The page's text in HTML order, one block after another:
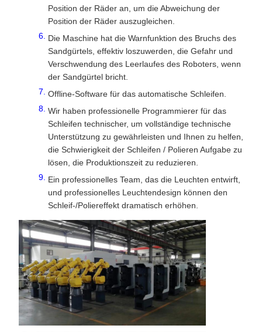
Position der Räder an, um die Abweichung der
Position der Räder auszugleichen.
Die Maschine hat die Warnfunktion des Bruchs des
Sandgürtels, effektiv loszuwerden, die Gefahr und
Verschwendung des Leerlaufes des Roboters, wenn
der Sandgürtel bricht.
Offline-Software für das automatische Schleifen.
Wir haben professionelle Programmierer für das
Schleifen technischer, um vollständige technische
Unterstützung zu gewährleisten und Ihnen zu helfen,
die Schwierigkeit der Schleifen / Polieren Aufgabe zu
lösen, die Produktionszeit zu reduzieren.
Ein professionelles Team, das die Leuchten entwirft,
und professionelles Leuchtendesign können den
Schleif-/Poliereffekt dramatisch erhöhen.